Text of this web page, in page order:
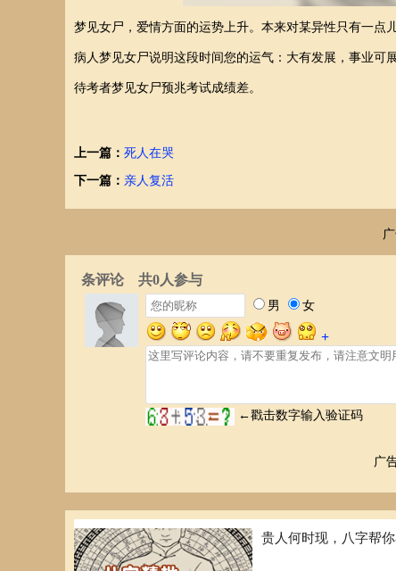
梦见女尸，爱情方面的运势上升。本来对某异性只有一点
病人梦见女尸说明这段时间您的运气：大有发展，事业可展
待考者梦见女尸预兆考试成绩差。
上一篇： 死人在哭
下一篇： 亲人复活
广
贵人何时现，八字帮